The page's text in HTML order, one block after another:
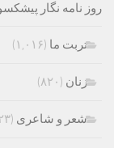
روز نامه نگار
تربت ما (۱,۰۱۶)
زنان (۸۲۰)
شعر و شاعری (۶۲۳)